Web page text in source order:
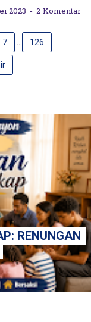
2023 2 Komentar
7 ... 126
RENUNGAN